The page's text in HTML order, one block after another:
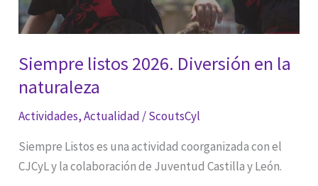
Siempre listos 2026. Diversión en la
naturaleza
Actividades,Actualidad/ScoutsCyl
Siempre Listos es una actividad coorganizada con el
CJCyL y la colaboración de Juventud Castilla y León.